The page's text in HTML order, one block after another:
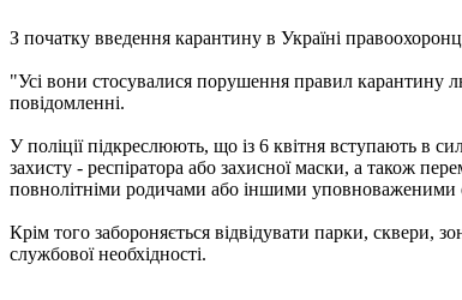
З початку введення карантину в Україні
"Усі вони стосувалися порушення правил карантину
повідомленні.
У поліції підкреслюють, що із 6 квітня вступають в
захисту - респіратора або захисної маски, а також
повнолітніми родичами або іншими уповноваженими
Крім того забороняється відвідувати парки, сквери,
службової необхідності.